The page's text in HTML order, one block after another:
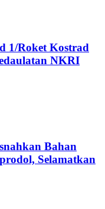
1/Roket Kostrad
NKRI
Bahan
Selamatkan